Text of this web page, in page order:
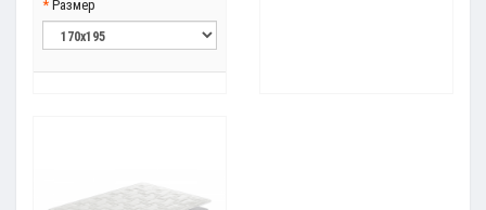
Размер